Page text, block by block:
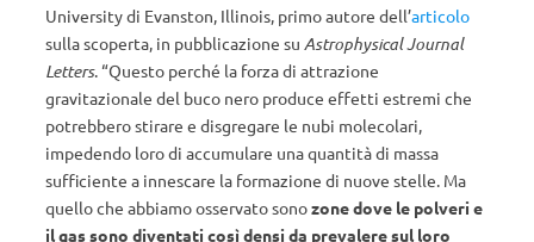
University di Evanston, Illinois, primo autore dell’articolo
sulla scoperta, in pubblicazione su Astrophysical Journal
Letters. “Questo perché la forza di attrazione
gravitazionale del buco nero produce effetti estremi che
potrebbero stirare e disgregare le nubi molecolari,
impedendo loro di accumulare una quantità di massa
sufficiente a innescare la formazione di nuove stelle. Ma
quello che abbiamo osservato sonozone dove le polveri e
il gas sono diventati così densi da prevalere sul loro